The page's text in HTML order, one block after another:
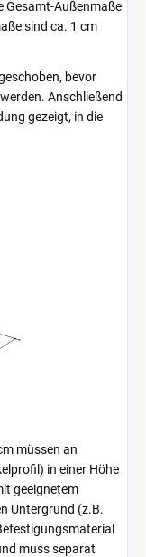
Gesamt-Außenmaße
sind ca. 1 cm
bevor
Anschließend
gezeigt, in die
müssen an
in einer Höhe
geeignetem
Untergrund (z.B.
muss separat